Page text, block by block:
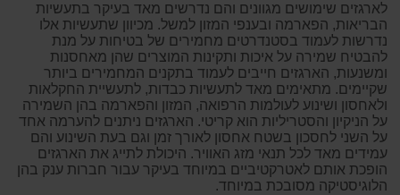
לארגזים שימושים מגוונים והם נדרשים מאד בעיקר בתעשיות
הבריאות, הפארמה ובענפי המזון למשל. מכיוון שתעשיות אלו
נדרשות לעמוד בסטנדרטים מחמירים של בטיחות על מנת
להבטיח שמירה על איכות ותקינות המוצרים שהן מאחסנות
ומשנעות, הארגזים חייבים לעמוד בתקנים המחמירים ביותר
שקיימים. מתאימים מאד לתעשיות כבדות, לתעשיית החקלאות
ולאחסון ושינוע לעולמות הרפואה, המזון והפארמה בהן השמירה
על הניקיון והסטריליות הוא קריטי. הארגזים ניתנים להערמה אחד
על השני לחסכון בשטח אחסון לאורך זמן וגם בעת השינוע והם
עמידים מאד לכל תנאי מזג האוויר. היכולת לתייג את הארגזים
הופכת אותם לאטרקטיביים במיוחד בעיקר עבור חברות ענק בהן
הלוגיסטיקה מסובכת במיוחד.